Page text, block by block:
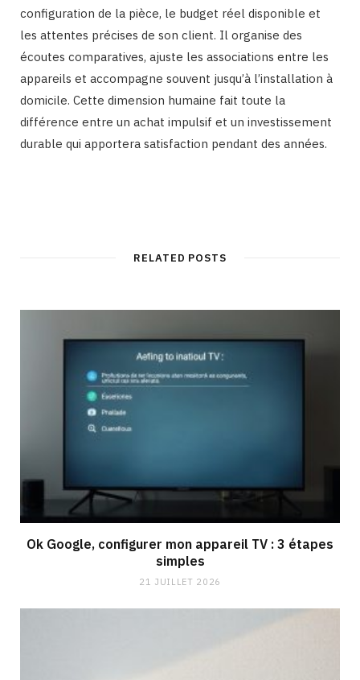
configuration de la pièce, le budget réel disponible et
les attentes précises de son client. Il organise des
écoutes comparatives, ajuste les associations entre les
appareils et accompagne souvent jusqu’à l’installation à
domicile. Cette dimension humaine fait toute la
différence entre un achat impulsif et un investissement
durable qui apportera satisfaction pendant des années.
RELATED POSTS
Ok Google, configurer mon appareil TV : 3 étapes
simples
21 JUILLET 2026